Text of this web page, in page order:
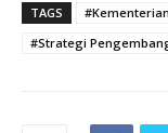
TAGS #Kementerian
#Strategi